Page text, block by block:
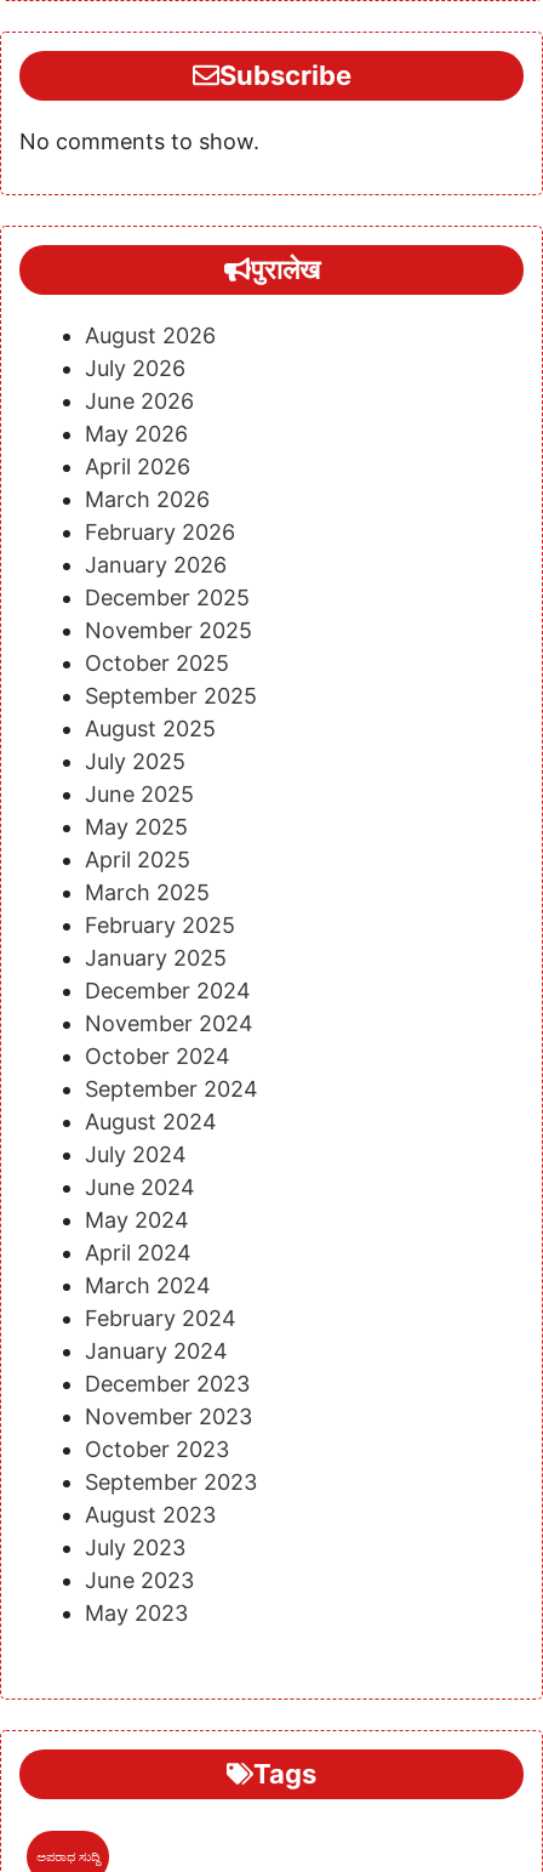
Subscribe
No comments to show.
पुरालेख
August 2026
July 2026
June 2026
May 2026
April 2026
March 2026
February 2026
January 2026
December 2025
November 2025
October 2025
September 2025
August 2025
July 2025
June 2025
May 2025
April 2025
March 2025
February 2025
January 2025
December 2024
November 2024
October 2024
September 2024
August 2024
July 2024
June 2024
May 2024
April 2024
March 2024
February 2024
January 2024
December 2023
November 2023
October 2023
September 2023
August 2023
July 2023
June 2023
May 2023
Tags
ಅಪರಾಧ ಸುದ್ದಿ